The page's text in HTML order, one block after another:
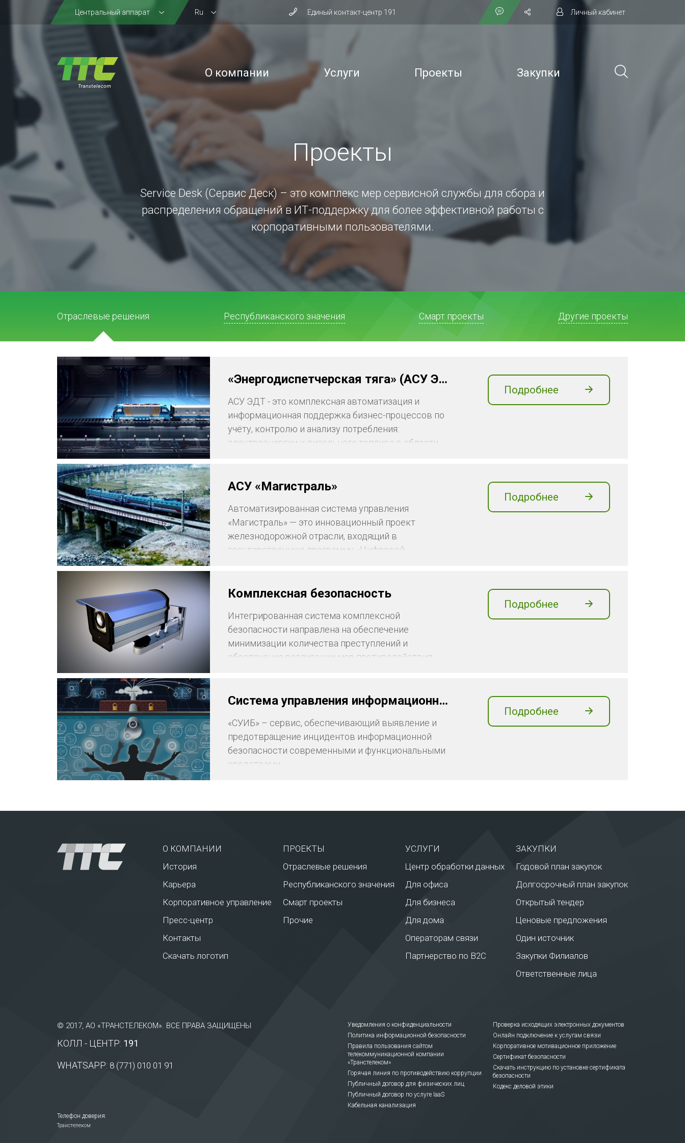
Центральный аппарат Ru Единый контакт-центр 191 Личный кабинет
О компании Услуги Проекты Закупки
Проекты
Service Desk (Сервис Деск) – это комплекс мер сервисной службы для сбора и
распределения обращений в ИТ-поддержку для более эффективной работы с
корпоративными пользователями.
Отраслевые решения Республиканского значения Смарт проекты Другие проекты
«Энергодиспетчерская тяга» (АСУ ЭДТ)
АСУ ЭДТ - это комплексная автоматизация и
информационная поддержка бизнес-процессов по
учёту, контролю и анализу потребления:
электроэнергии и дизельного топлива в области
Подробнее
АСУ «Магистраль»
Автоматизированная система управления
«Магистраль» — это инновационный проект
железнодорожной отрасли, входящий в
государственную программу «Цифровой
«Транстелеком» успешно реализовал Научно-
работы по разработке опытно-промышленного
образца АСУ «Магистраль».
Подробнее
Комплексная безопасность
Интегрированная система комплексной
безопасности направлена на обеспечение
минимизации количества преступлений и
обеспечение реализации мер противодействия
Подробнее
Система управления информационной безопасностью (СУИБ)
«СУИБ» – сервис, обеспечивающий выявление и
предотвращение инцидентов информационной
безопасности современными и функциональными
средствами.
Подробнее
О КОМПАНИИ
История
Карьера
Корпоративное управление
Пресс-центр
Контакты
Скачать логотип
ПРОЕКТЫ
Отраслевые решения
Республиканского значения
Смарт проекты
Прочие
УСЛУГИ
Центр обработки данных
Для офиса
Для бизнеса
Для дома
Операторам связи
Партнерство по В2С
ЗАКУПКИ
Годовой план закупок
Долгосрочный план закупок
Открытый тендер
Ценовые предложения
Один источник
Закупки Филиалов
Ответственные лица
© 2017, АО «ТРАНСТЕЛЕКОМ». ВСЕ ПРАВА ЗАЩИЩЕНЫ
КОЛЛ - ЦЕНТР: 191
WHATSAPP: 8 (771) 010 01 91
Уведомления о конфиденциальности
Политика информационной безопасности
Правила пользования сайтом
телекоммуникационной компании
«Транстелеком»
Горячая линия по противодействию коррупции
Публичный договор для физических лиц
Публичный договор по услуге IaaS
Кабельная канализация
Проверка исходящих электронных документов
Онлайн подключение к услугам связи
Корпоративное мотивационное приложение
Сертификат безопасности
Скачать инструкцию по установке сертификата
безопасности
Кодекс деловой этики
Телефон доверия:
Транстелеком